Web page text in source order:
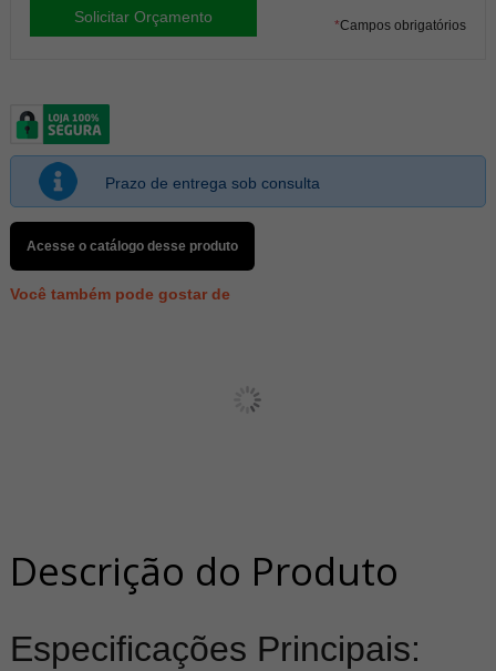
*Campos obrigatórios
Prazo de entrega sob consulta
Acesse o catálogo desse produto
Você também pode gostar de
Descrição do Produto
Especificações Principais: